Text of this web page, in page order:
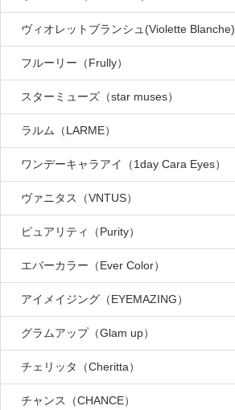
ヴィオレットブランシュ(Violette Blanche)
フルーリー（Frully）
スターミューズ（star muses）
ラルム（LARME）
ワンデーキャラアイ（1day Cara Eyes）
ヴァニタス（VNTUS）
ピュアリティ（Purity）
エバーカラー（Ever Color）
アイメイジング（EYEMAZING）
グラムアップ（Glam up）
チェリッタ（Cheritta）
チャンス（CHANCE）